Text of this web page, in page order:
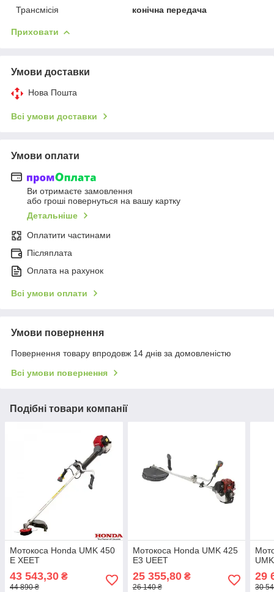
Трансмісія конічна передача
Приховати
Умови доставки
Нова Пошта
Всі умови доставки
Умови оплати
Ви отримаєте замовлення
або гроші повернуться на вашу картку
Детальніше
Оплатити частинами
Післяплата
Оплата на рахунок
Всі умови оплати
Умови повернення
Повернення товару впродовж 14 днів за домовленістю
Всі умови повернення
Подібні товари компанії
Мотокоса Honda UMK 450
E XEET
43 543,30 ₴
44 890 ₴
Мотокоса Honda UMK 425
E3 UEET
25 355,80₴
26 140 ₴
29
30